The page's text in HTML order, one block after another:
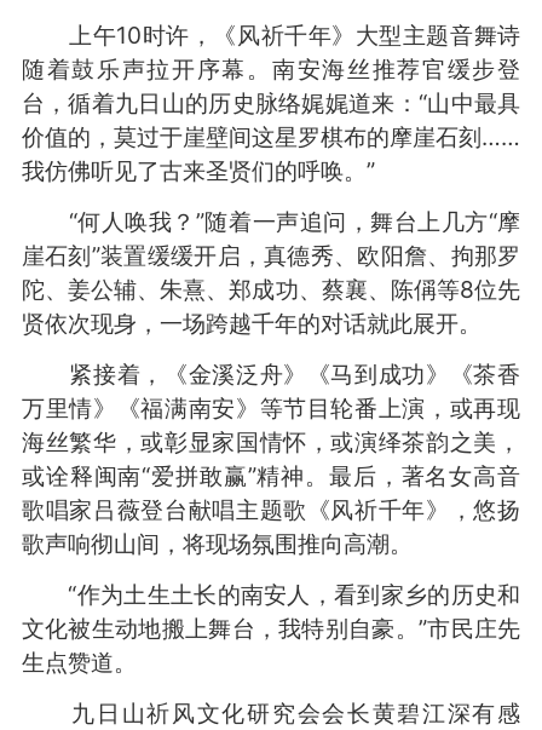
上午10时许，《风祈千年》大型主题音舞诗
随着鼓乐声拉开序幕。南安海丝推荐官缓步登
台，循着九日山的历史脉络娓娓道来：“山中最具
价值的，莫过于崖壁间这星罗棋布的摩崖石刻……
我仿佛听见了古来圣贤们的呼唤。”
“何人唤我？”随着一声追问，舞台上几方“摩
崖石刻”装置缓缓开启，真德秀、欧阳詹、拘那罗
陀、姜公辅、朱熹、郑成功、蔡襄、陈偁等8位先
贤依次现身，一场跨越千年的对话就此展开。
紧接着，《金溪泛舟》《马到成功》《茶香
万里情》《福满南安》等节目轮番上演，或再现
海丝繁华，或彰显家国情怀，或演绎茶韵之美，
或诠释闽南“爱拼敢赢”精神。最后，著名女高音
歌唱家吕薇登台献唱主题歌《风祈千年》，悠扬
歌声响彻山间，将现场氛围推向高潮。
“作为土生土长的南安人，看到家乡的历史和
文化被生动地搬上舞台，我特别自豪。”市民庄先
生点赞道。
九日山祈风文化研究会会长黄碧江深有感